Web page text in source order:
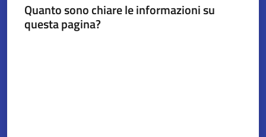
Quanto sono chiare le informazioni su
questa pagina?